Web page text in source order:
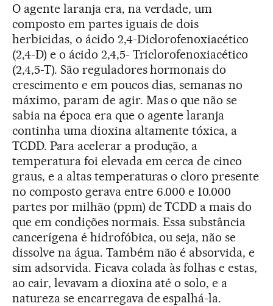
O agente laranja era, na verdade, um
composto em partes iguais de dois
herbicidas, o ácido 2,4-Diclorofenoxiacético
(2,4-D) e o ácido 2,4,5- Triclorofenoxiacético
(2,4,5-T). São reguladores hormonais do
crescimento e em poucos dias, semanas no
máximo, param de agir. Mas o que não se
sabia na época era que o agente laranja
continha uma dioxina altamente tóxica, a
TCDD. Para acelerar a produção, a
temperatura foi elevada em cerca de cinco
graus, e a altas temperaturas o cloro presente
no composto gerava entre 6.000 e 10.000
partes por milhão (ppm) de TCDD a mais do
que em condições normais. Essa substância
cancerígena é hidrofóbica, ou seja, não se
dissolve na água. Também não é absorvida, e
sim adsorvida. Ficava colada às folhas e estas,
ao cair, levavam a dioxina até o solo, e a
natureza se encarregava de espalhá-la.